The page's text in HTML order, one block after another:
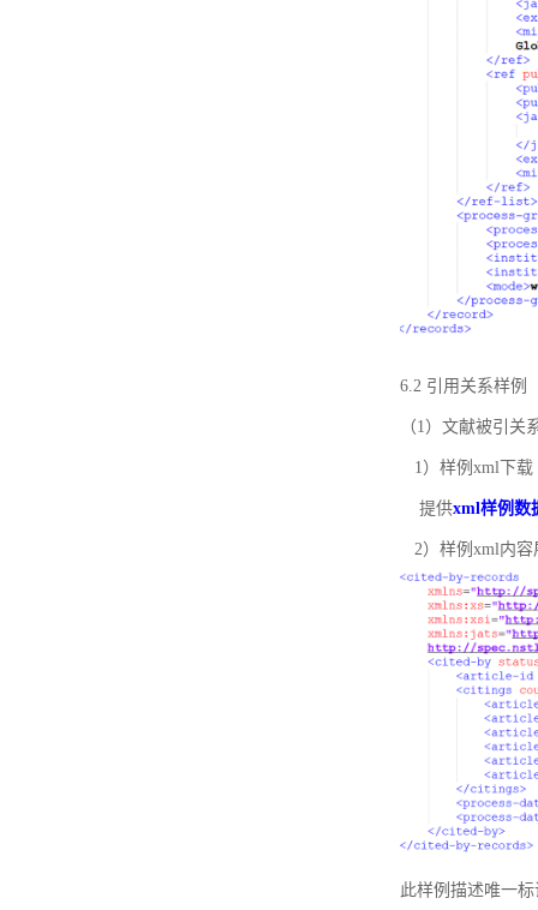
6.2 引用关系样例
（1）文献被引关
1）样例xml下载
提供xml样例数
2）样例xml内容
此样例描述唯一标